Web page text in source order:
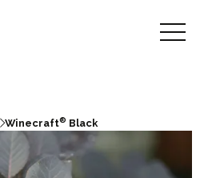
Winecraft® Black